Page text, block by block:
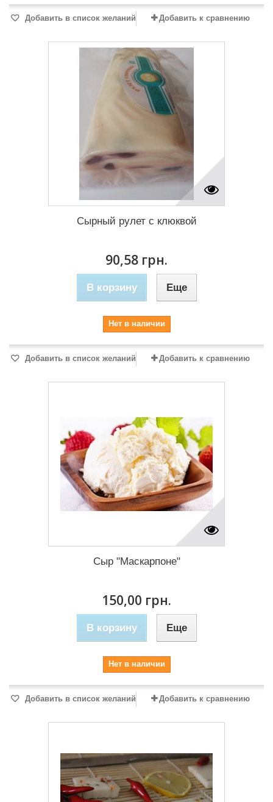
Добавить в список желаний Добавить к сравнению
Сырный рулет с клюквой
90,58 грн.
В корзину Еще
Нет в наличии
Добавить в список желаний Добавить к сравнению
Сыр "Маскарпоне"
150,00 грн.
В корзину Еще
Нет в наличии
Добавить в список желаний Добавить к сравнению